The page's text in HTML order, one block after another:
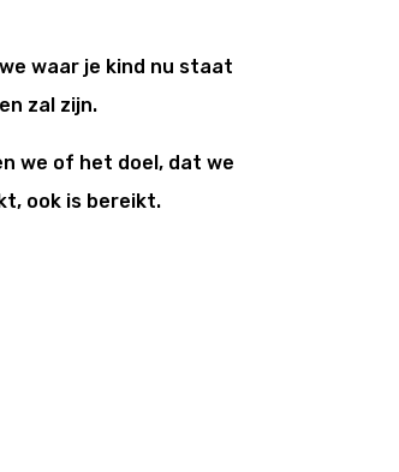
waar je kind nu staat
zal zijn.
we of het doel, dat we
ook is bereikt.